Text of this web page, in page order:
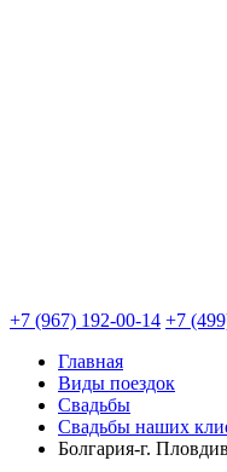
+7 (967) 192-00-14 +7
Главная
Виды поездок
Свадьбы
Свадьбы наших
Болгария-г.